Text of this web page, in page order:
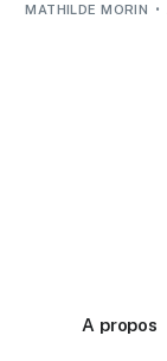
MATHILDE MORIN
A propos